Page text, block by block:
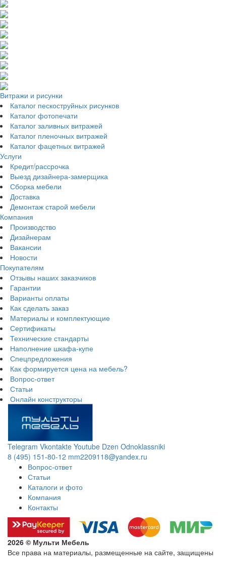
Витражи и рисунки
Каталог пескоструйных рисунков
Каталог фотопечати
Каталог заливных витражей
Каталог пленочных витражей
Каталог фацетных витражей
Услуги
Кредит/рассрочка
Выезд дизайнера-замерщика
Сборка мебели
Доставка
Демонтаж старой мебели
Компания
Производство
Дизайнерам
Вакансии
Новости
Покупателям
Отзывы наших заказчиков
Гарантии
Варианты оплаты
Как сделать заказ
Материалы и комплектующие
Сертификаты
Технические стандарты
Наполнение шкафа-купе
Спецпредложения
Как формируется цена на мебель?
Вопрос-ответ
Статьи
Онлайн конструкторы
Telegram Vkontakte Youtube Dzen Odnoklassniki
8 (495) 151-80-12 mm2209118@yandex.ru
Вопрос-ответ
Статьи
Каталоги и фото
Компания
Контакты
2026 © Мульти Мебель
Все права на материалы, размещенные на сайте, защищены